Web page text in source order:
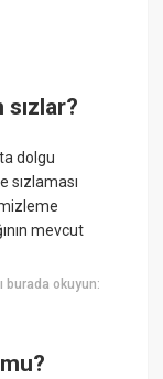
dolgu
sızlaması
mevcut
burada okuyun: